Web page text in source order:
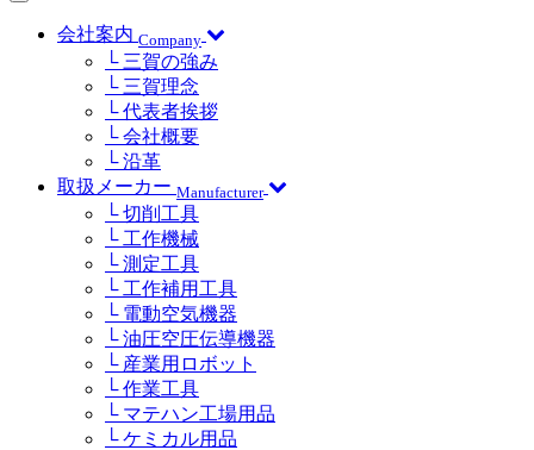
会社案内 Company
└ 三賀の強み
└ 三賀理念
└ 代表者挨拶
└ 会社概要
└ 沿革
取扱メーカー Manufacturer
└ 切削工具
└ 工作機械
└ 測定工具
└ 工作補用工具
└ 電動空気機器
└ 油圧空圧伝導機器
└ 産業用ロボット
└ 作業工具
└ マテハン工場用品
└ ケミカル用品